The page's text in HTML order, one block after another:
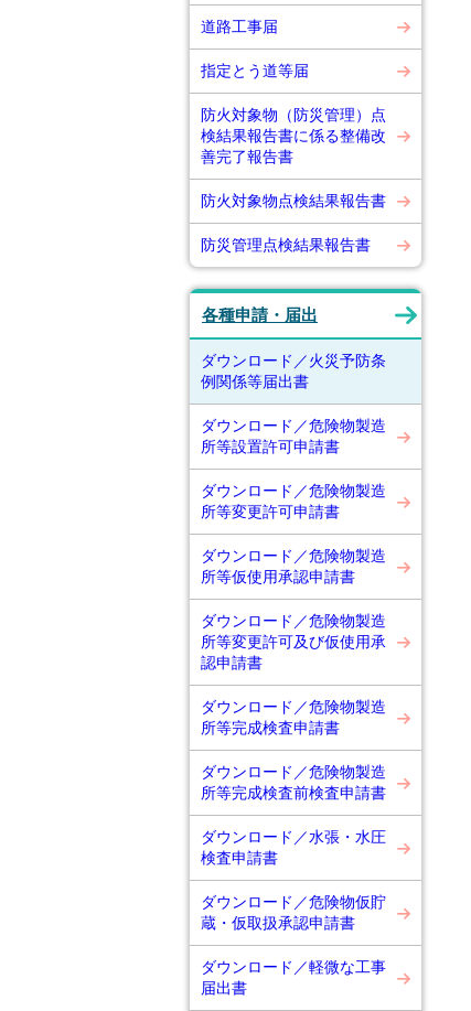
道路工事届
指定とう道等届
防火対象物（防災管理）点
検結果報告書に係る整備改
善完了報告書
防火対象物点検結果報告書
防災管理点検結果報告書
各種申請・届出
ダウンロード／火災予防条
例関係等届出書
ダウンロード／危険物製造
所等設置許可申請書
ダウンロード／危険物製造
所等変更許可申請書
ダウンロード／危険物製造
所等仮使用承認申請書
ダウンロード／危険物製造
所等変更許可及び仮使用承
認申請書
ダウンロード／危険物製造
所等完成検査申請書
ダウンロード／危険物製造
所等完成検査前検査申請書
ダウンロード／水張・水圧
検査申請書
ダウンロード／危険物仮貯
蔵・仮取扱承認申請書
ダウンロード／軽微な工事
届出書